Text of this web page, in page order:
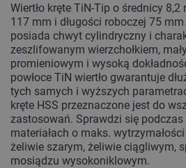
Wiertło kręte TiN-Tip o średnicy 8,2
117 mm i długości roboczej 75
posiada chwyt cylindryczny i
zeszlifowanym wierzchołkiem,
promieniowym i wysoką
powłoce TiN wiertło gwarantuje
tych samych i wyższych
kręte HSS przeznaczone jest do
zastosowań. Sprawdzi się
materiałach o maks.
żeliwie szarym, żeliwie ciągliwym,
mosiądzu wysokoniklowym.